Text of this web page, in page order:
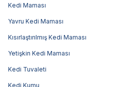
Kedi Maması
Yavru Kedi Maması
Kısırlaştırılmış Kedi Maması
Yetişkin Kedi Maması
Kedi Tuvaleti
Kedi Kumu